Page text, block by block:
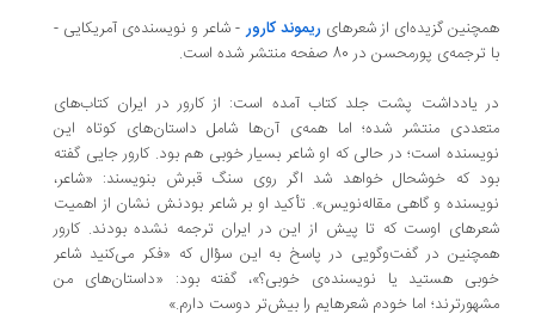
همچنین گزیده‌ای از شعرهای ریموند کارور - شاعر و نویسنده‌ی آمریکایی -
با ترجمه‌ی پورمحسن در 80 صفحه منتشر شده است.
در یادداشت پشت جلد کتاب آمده است: از کارور در ایران کتاب‌های
متعددی منتشر شده؛ اما همه‌ی آن‌ها شامل داستان‌های کوتاه این
نویسنده است؛ در حالی که او شاعر بسیار خوبی هم بود. کارور جایی گفته
بود که خوشحال خواهد شد اگر روی سنگ قبرش بنویسند: «شاعر،
نویسنده و گاهی مقاله‌نویس». تأکید او بر شاعر بودنش نشان از اهمیت
شعرهای اوست که تا پیش از این در ایران ترجمه نشده بودند. کارور
همچنین در گفت‌وگویی در پاسخ به این سؤال که «فکر می‌کنید شاعر
خوبی هستید یا نویسنده‌ی خوبی؟»، گفته بود: «داستان‌های من
مشهورترند؛ اما خودم شعرهایم را بیش‌تر دوست دارم.»